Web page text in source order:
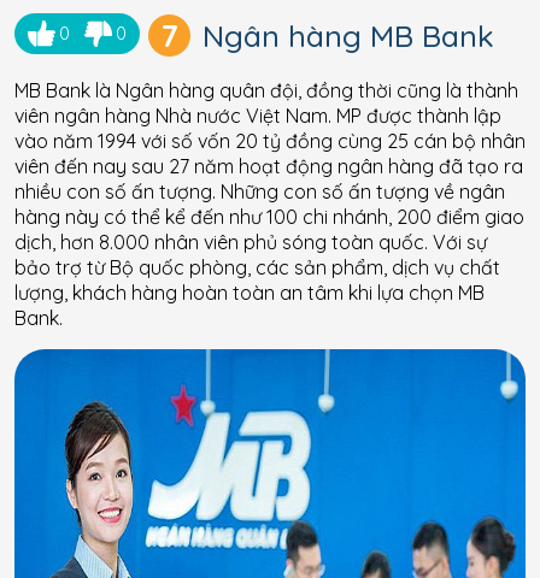
0 0 7 Ngân hàng MB Bank
MB Bank là Ngân hàng quân đội, đồng thời cũng là thành
viên ngân hàng Nhà nước Việt Nam. MP được thành lập
vào năm 1994 với số vốn 20 tỷ đồng cùng 25 cán bộ nhân
viên đến nay sau 27 năm hoạt động ngân hàng đã tạo ra
nhiều con số ấn tượng. Những con số ấn tượng về ngân
hàng này có thể kể đến như 100 chi nhánh, 200 điểm giao
dịch, hơn 8.000 nhân viên phủ sóng toàn quốc. Với sự
bảo trợ từ Bộ quốc phòng, các sản phẩm, dịch vụ chất
lượng, khách hàng hoàn toàn an tâm khi lựa chọn MB
Bank.